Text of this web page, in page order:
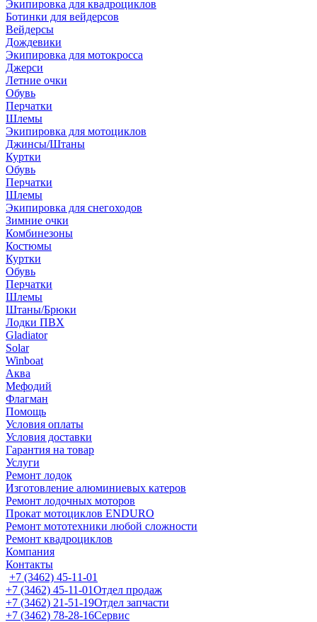
Экипировка для квадроциклов
Ботинки для вейдерсов
Вейдерсы
Дождевики
Экипировка для мотокросса
Джерси
Летние очки
Обувь
Перчатки
Шлемы
Экипировка для мотоциклов
Джинсы/Штаны
Куртки
Обувь
Перчатки
Шлемы
Экипировка для снегоходов
Зимние очки
Комбинезоны
Костюмы
Куртки
Обувь
Перчатки
Шлемы
Штаны/Брюки
Лодки ПВХ
Gladiator
Solar
Winboat
Аква
Мефодий
Флагман
Помощь
Условия оплаты
Условия доставки
Гарантия на товар
Услуги
Ремонт лодок
Изготовление алюминиевых катеров
Ремонт лодочных моторов
Прокат мотоциклов ENDURO
Ремонт мототехники любой сложности
Ремонт квадроциклов
Компания
Контакты
+7 (3462) 45-11-01
+7 (3462) 45-11-01Отдел продаж
+7 (3462) 21-51-19Отдел запчасти
+7 (3462) 78-28-16Сервис